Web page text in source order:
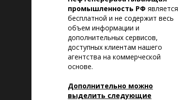
промышленность РФ является
бесплатной и не содержит весь
объем информации и
дополнительных сервисов,
доступных клиентам нашего
агентства на коммерческой
основе.
Дополнительно можно
выделить следующие